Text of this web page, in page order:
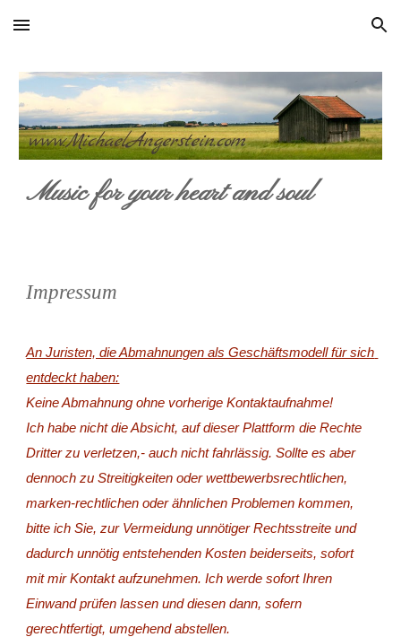
Skip to main content Skip to navigation
Music for your heart and soul
Impressum
An Juristen, die Abmahnungen als Geschäftsmodell für sich
entdeckt haben:
Keine Abmahnung ohne vorherige Kontaktaufnahme!
Ich habe nicht die Absicht, auf dieser Plattform die Rechte
Dritter zu verletzen,- auch nicht fahrlässig. Sollte es aber
dennoch zu Streitigkeiten oder wettbewerbsrechtlichen,
marken-rechtlichen oder ähnlichen Problemen kommen,
bitte ich Sie, zur Vermeidung unnötiger Rechtsstreite und
dadurch unnötig entstehenden Kosten beiderseits, sofort
mit mir Kontakt aufzunehmen. Ich werde sofort Ihren
Einwand prüfen lassen und diesen dann, sofern
gerechtfertigt, umgehend abstellen.